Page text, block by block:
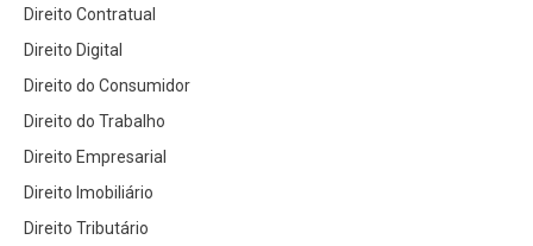
Direito Contratual
Direito Digital
Direito do Consumidor
Direito do Trabalho
Direito Empresarial
Direito Imobiliário
Direito Tributário